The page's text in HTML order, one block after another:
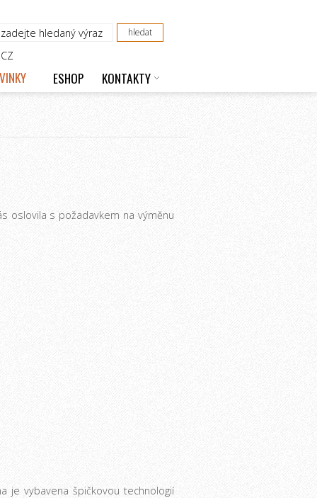
CZ
ESHOP KONTAKTY
oslovila s požadavkem na výměnu
je vybavena špičkovou technologií